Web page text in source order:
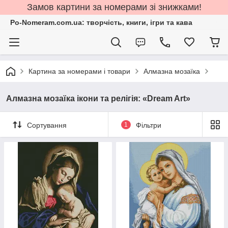
Замов картини за номерами зі знижками!
Po-Nomeram.com.ua: творчість, книги, ігри та кава
Картина за номерами і товари Алмазна мозаїка
Алмазна мозаїка ікони та релігія: «Dream Art»
Сортування 1 Фільтри